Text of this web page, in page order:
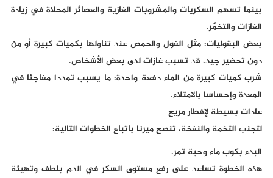
بينما تسهم السكريات والمشروبات الغازية والعصائر المحلاة في زيادة
الغازات والتخمّر.
بعض البقوليات: مثل الفول والحمص عند تناولها بكميات كبيرة أو من
دون تحضير جيد، قد تسبب غازات لدى بعض الأشخاص.
شرب كميات كبيرة من الماء دفعة واحدة: ما يسبب تمددا مفاجئا في
المعدة وإحساسا بالامتلاء.
عادات بسيطة لإفطار مريح
لتجنب التخمة والنفخة، تنصح ميرنا باتباع الخطوات التالية:
البدء بكوب ماء وحبة تمر.
هذه الخطوة تساعد على رفع مستوى السكر في الدم بلطف وتهيئة